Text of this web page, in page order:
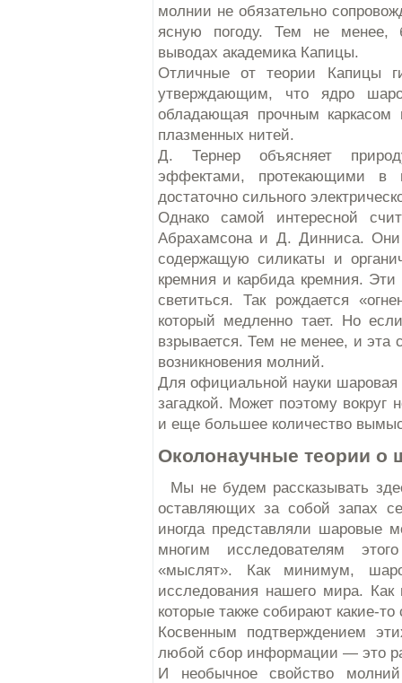
молнии не обязательно
ясную погоду. Тем не менее,
выводах академика Капицы.
Отличные от теории Капицы
утверждающим, что ядро
обладающая прочным
плазменных нитей.
Д. Тернер объясняет
эффектами, протекающими в
достаточно сильного
Однако самой интересной
Абрахамсона и Д. Динниса.
содержащую силикаты и
кремния и карбида кремния. Эти
светиться. Так рождается
который медленно тает. Но
взрывается. Тем не менее, и эта
возникновения молний.
Для официальной науки шаровая
загадкой. Может поэтому вокруг
и еще большее количество
Околонаучные теории о
Мы не будем рассказывать
оставляющих за собой запах
иногда представляли шаровые
многим исследователям
«мыслят». Как минимум,
исследования нашего мира.
которые также собирают какие-
Косвенным подтверждением
любой сбор информации — это
И необычное свойство